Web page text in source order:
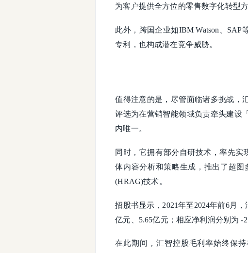
为客户提供全方位的零售数字化转型方
此外，跨国企业如IBM Watson、
专利，也构成潜在竞争威胁。
值得注意的是，尽管面临诸多挑战，
评选为在营销智能领域负责牵头建
内唯一。
同时，它拥有部分自研技术，率先
体内容分析和策略生成，推出了超
(HRAG)技术。
招股书显示，2021年至2024年前6月
亿元、5.65亿元；相应净利润分别为 -
在此期间，汇智控股毛利率始终保持